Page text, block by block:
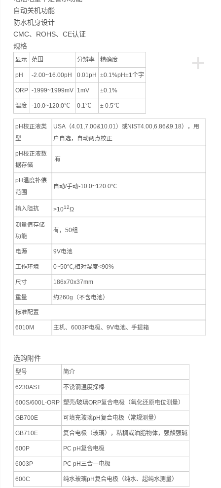
自动关机功能
防水机身设计
CMC、ROHS、CE认证
规格
+
显示 范围 分辨率 精确度
pH -2.00~16.00pH 0.01pH ±0.1%pH±1个字
ORP -1999~1999mV 1mV ±0.1%
温度 -10.0~120.0℃ 0.1℃ ± 0.5℃
pH校正液类
型
USA（4.01,7.00&10.01）或NIST4.00,6.86&9.18），用
户自选，自动两点校正
pH校正液数
据存储
.有
pH温度补偿
范围
自动/手动-10.0~120.0℃
输入阻抗 >1012Ω
测量值存储
功能
有，50组
电源 9V电池
工作环境 0~50℃,相对湿度<90%
尺寸 186x70x37mm
重量 约260g（不含电池）
标准配置
6010M 主机、6003P电极、9V电池、手提箱
选购附件
型号 简介
6230AST 不锈钢温度探棒
600S/600L-ORP 塑壳/玻璃ORP复合电极（氧化还原电位测量）
GB700E 可填充玻璃pH复合电极（常规测量）
GB710E 复合电极（玻璃），粘稠或油脂物体，强酸强碱
600P PC pH复合电极
6003P PC pH三合一电极
600C 纯水玻璃pH复合电极（纯水、超纯水测量）